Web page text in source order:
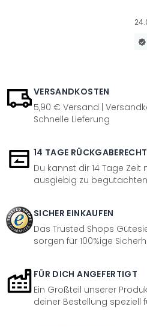
VERSANDKOSTEN
5,90 € Versand |
Schnelle Lieferung
14 TAGE RÜCKGABERECHT
Du kannst dir 14 Tage Zeit
ausgiebig zu
SICHER EINKAUFEN
Das Trusted Shops
sorgen für 100%ige
FÜR DICH ANGEFERTIGT
Ein Großteil unserer
deiner Bestellung speziell